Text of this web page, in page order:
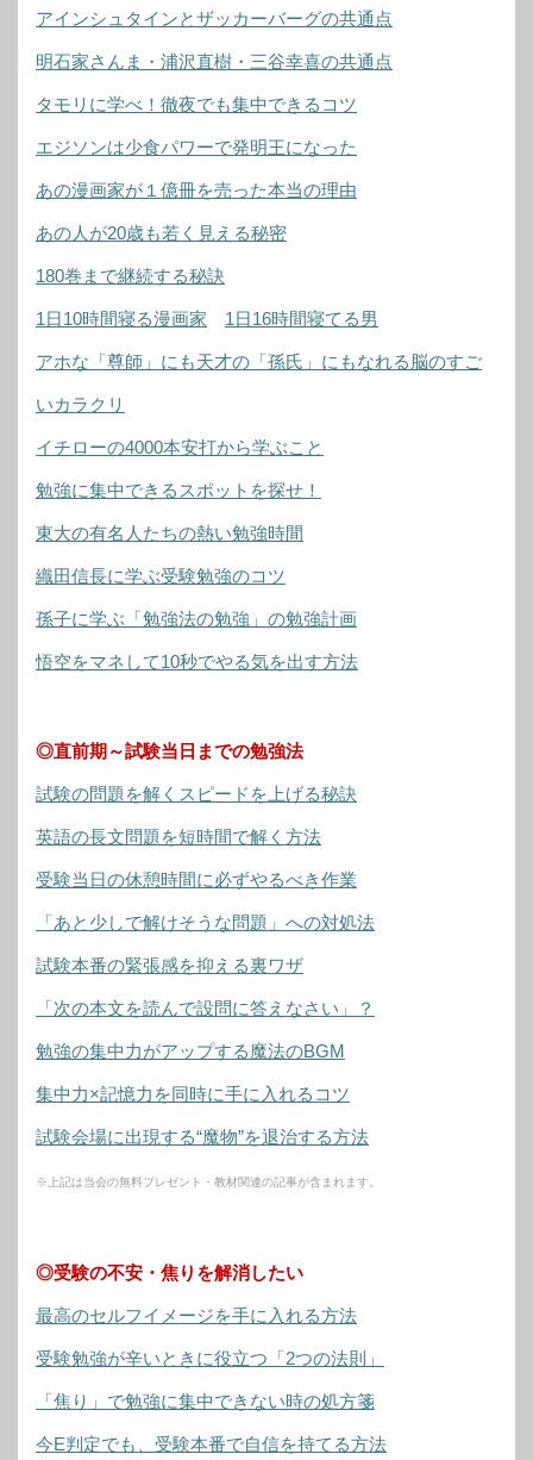
アインシュタインとザッカーバーグの共通点
明石家さんま・浦沢直樹・三谷幸喜の共通点
タモリに学べ！徹夜でも集中できるコツ
エジソンは少食パワーで発明王になった
あの漫画家が１億冊を売った本当の理由
あの人が20歳も若く見える秘密
180巻まで継続する秘訣
1日10時間寝る漫画家 1日16時間寝てる男
アホな「尊師」にも天才の「孫氏」にもなれる脳のすご
いカラクリ
イチローの4000本安打から学ぶこと
勉強に集中できるスポットを探せ！
東大の有名人たちの熱い勉強時間
織田信長に学ぶ受験勉強のコツ
孫子に学ぶ「勉強法の勉強」の勉強計画
悟空をマネして10秒でやる気を出す方法
◎直前期～試験当日までの勉強法
試験の問題を解くスピードを上げる秘訣
英語の長文問題を短時間で解く方法
受験当日の休憩時間に必ずやるべき作業
「あと少しで解けそうな問題」への対処法
試験本番の緊張感を抑える裏ワザ
「次の本文を読んで設問に答えなさい」？
勉強の集中力がアップする魔法のBGM
集中力×記憶力を同時に手に入れるコツ
試験会場に出現する“魔物”を退治する方法
※上記は当会の無料プレゼント・教材関連の記事が含まれます。
◎受験の不安・焦りを解消したい
最高のセルフイメージを手に入れる方法
受験勉強が辛いときに役立つ「2つの法則」
「焦り」で勉強に集中できない時の処方箋
今E判定でも、受験本番で自信を持てる方法